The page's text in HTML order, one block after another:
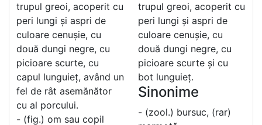
trupul greoi, acoperit cu
peri lungi și aspri de
culoare cenușie, cu
două dungi negre, cu
picioare scurte, cu
capul lunguieț, având un
fel de rât asemănător
cu al porcului.
- (fig.) om sau copil
trupul greoi, acoperit cu
peri lungi și aspri de
culoare cenușie, cu
două dungi negre, cu
picioare scurte și cu
bot lunguieț.
Sinonime
- (zool.) bursuc, (rar)